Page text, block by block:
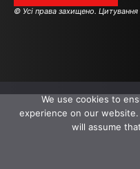
© Усі права захищено.
We use cookies to
experience on our
will assume